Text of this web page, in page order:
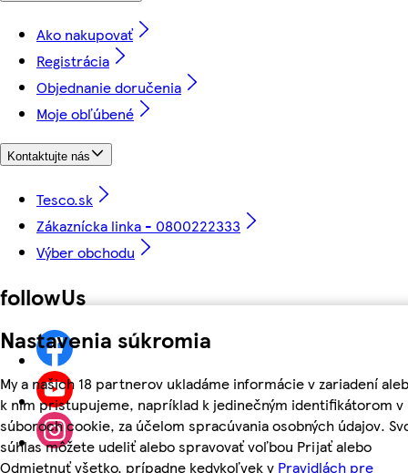
Nastavenia súkromia
My a našich 18 partnerov ukladáme informácie v zariadení
k nim pristupujeme, napríklad k jedinečným identifikátorom v
súboroch cookie, za účelom spracúvania osobných údajov.
súhlas môžete udeliť alebo spravovať voľbou Prijať alebo
Odmietnuť všetko, prípadne kedykoľvek v Pravidlách pre
Ako nakupovať
Registrácia
Objednanie doručenia
Moje obľúbené
Kontaktujte nás
Tesco.sk
Zákaznícka linka - 0800222333
Výber obchodu
followUs